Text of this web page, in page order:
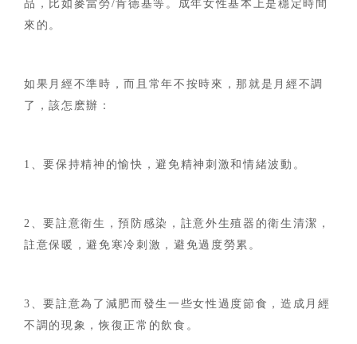
品，比如麥當勞/肯德基等。成年女性基本上是穩定時間
來的。
如果月經不準時，而且常年不按時來，那就是月經不調
了，該怎麽辦：
1、要保持精神的愉快，避免精神刺激和情緒波動。
2、要註意衛生，預防感染，註意外生殖器的衛生清潔，
註意保暖，避免寒冷刺激，避免過度勞累。
3、要註意為了減肥而發生一些女性過度節食，造成月經
不調的現象，恢復正常的飲食。